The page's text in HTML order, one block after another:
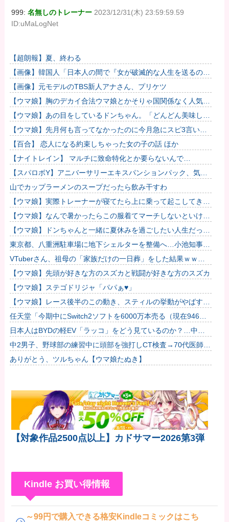
999:名無しのトレーナー 2023/12/31(木) 23:59:59.59
ID:uMaLogNet
【超朗報】夏、終わる
【画像】韓国人「日本人の間で『女が破滅的な人生を送るのを
楽しむ陰湿な趣味』が流行っている」119万バズ
【画像】元モデルのTBS新人アナさん、プリケツ
【ウマ娘】胸のデカイ合法ウマ娘とかそりゃ国関係なく人気出
るわな
【ウマ娘】あの目をしているドンちゃん。「どんどん美味しく
実る…♡」
【ウマ娘】先月何も言ってなかったのに今月急にスピ3言い出
したのが怪しいよな。
【百合】 恋人になる約束しちゃった女の子の話 ほか
【ナイトレイン】 マルチに致命特化とか要らないんで…
【スパロボY】アニバーサリーエキスパンションパック、気合
入ってるな！
山でカップラーメンのスープだったら飲み干すわ
【ウマ娘】実際トレーナーが寝てたら上に乗って起こしてきそ
うなウマ娘
【ウマ娘】なんで暑かったらこの服着てマーチしないといけな
いんだよぉ…
【ウマ娘】ドンちゃんと一緒に夏休みを過ごしたい人生だっ
た…
東京都、八重洲駐車場に地下シェルターを整備へ…小池知事
「弾道ミサイル攻撃から都民の命と財産守る」！
VTuberさん、祖母の「家族だけの一日葬」をした結果ｗｗｗ
ｗｗｗｗ
【ウマ娘】先頭が好きな方のスズカと戦闘が好きな方のスズカ
【ウマ娘】ステゴドリジャ「パパぁ♥」
【ウマ娘】レース後半のこの動き、スティルの挙動がやばすぎ
る。他
任天堂「今期中にSwitch2ソフトを6000万本売る（現在946万
本達成）」他
日本人はBYDの軽EV「ラッコ」をどう見ているのか？…中国
メディア！
中2男子、野球部の練習中に頭部を強打しCT検査→70代医師
「問題ないです」→他人のCT画像で中学生死亡
ありがとう、ツルちゃん【ウマ娘たぬき】
【対象作品2500点以上】カドサマー2026第3弾
Kindle お買い得情報
～99円で購入できる格安Kindleコミックはこち